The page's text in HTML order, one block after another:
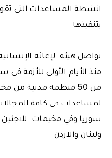
انشطة المساعدات التي
بتنفيذها
تواصل هيئة الإغاثة
منذ الأيام الأولى للأزمة
من 50 منظمة مدنية من
لمساعدات في كافة
سوريا وفي مخيمات اللاجئين
ولبنان والاردن